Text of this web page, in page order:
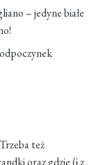
– jedyne białe
też
oraz gdzie (i z